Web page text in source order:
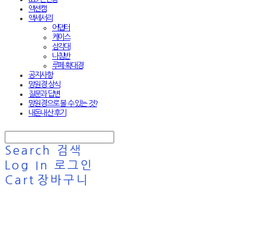
액션캠
액세서리
어댑터
케이스
삼각대
나침반
루페·확대경
공지사항
망원경 상식
질문과 답변
망원경으로 볼 수 있는 것?
내돈내산 후기
Search
검색
Log In
로그인
Cart 장바구니